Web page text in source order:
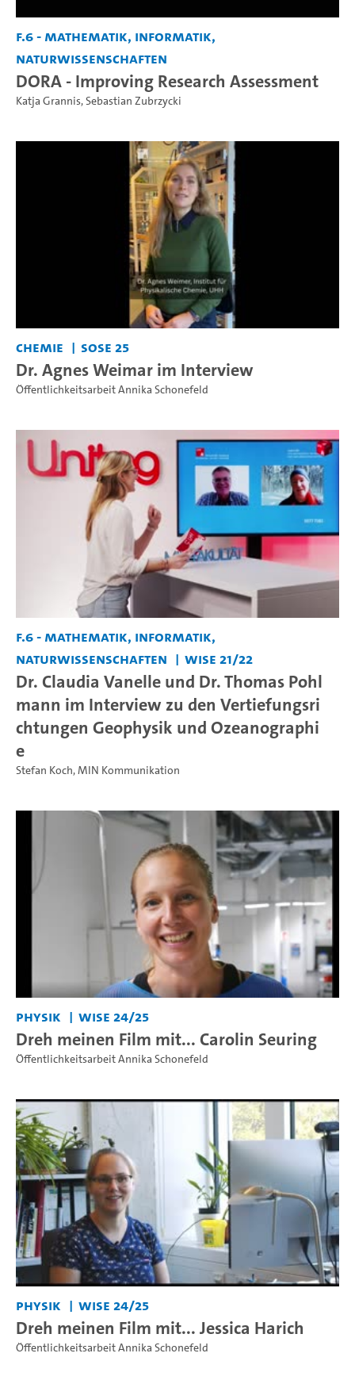
F.6 - Mathematik, Informatik,
Naturwissenschaften
DORA - Improving Research Assessment
Katja Grannis,Sebastian Zubrzycki
Chemie SoSe 25
Dr. Agnes Weimar im Interview
Öffentlichkeitsarbeit Annika Schonefeld
F.6 - Mathematik, Informatik,
Naturwissenschaften
WiSe 21/22
Dr. Claudia Vanelle und Dr. Thomas Pohl
mann im Interview zu den Vertiefungsri
chtungen Geophysik und Ozeanographi
e
Stefan Koch,MIN Kommunikation
Physik WiSe 24/25
Dreh meinen Film mit... Carolin Seuring
Öffentlichkeitsarbeit Annika Schonefeld
Physik WiSe 24/25
Dreh meinen Film mit... Jessica Harich
Öffentlichkeitsarbeit Annika Schonefeld